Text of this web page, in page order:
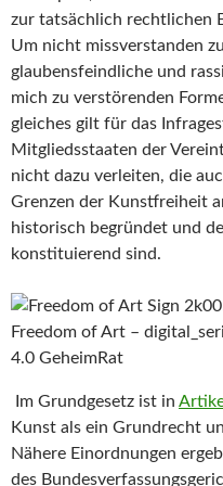
zur tatsächlich rechtlichen
Um nicht missverstanden
glaubensfeindliche und
mich zu verstörenden
gleiches gilt für das
Mitgliedsstaaten der
nicht dazu verleiten, die
Grenzen der Kunstfreiheit
historisch begründet und
konstituierend sind.
Freedom of Art –
4.0 GeheimRat
Im Grundgesetz ist in
Kunst als ein Grundrecht
Nähere Einordnungen
des